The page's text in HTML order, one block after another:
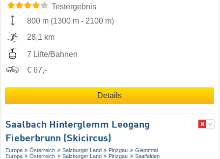
Testergebnis
800 m (1300 m - 2100 m)
28,1 km
7 Lifte/Bahnen
€ 67,-
Details
Saalbach Hinterglemm Leogang
Fieberbrunn (Skicircus)
Europa Österreich Salzburger Land Pinzgau
Glemmtal
Europa
Österreich Salzburger Land Pinzgau
Saalfelden